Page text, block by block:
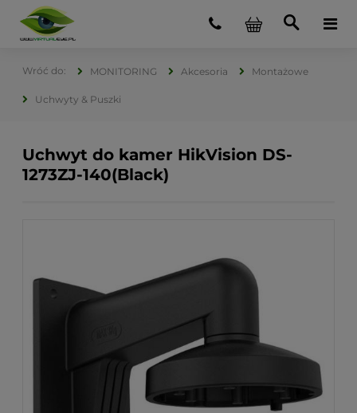
MONITORING Akcesoria Montażowe
Uchwyty & Puszki
Uchwyt do kamer HikVision DS-
1273ZJ-140(Black)